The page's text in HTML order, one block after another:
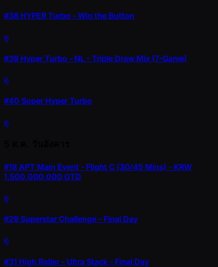
#38 HYPER Turbo - Win the Button
ดู
#39 Hyper Turbo - NL - Triple Draw Mix (7-Game)
ดู
#40 Super Hyper Turbo
ดู
#18 APT Main Event - Flight C (30/45 Mins) - KRW
1,500,000,000 GTD
ดู
#29 Superstar Challenge - Final Day
ดู
#31 High Roller - Ultra Stack - Final Day